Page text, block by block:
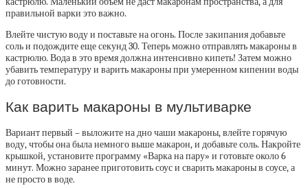
правильной варки это важно.
Влейте чистую воду и поставьте на огонь. После закипания добавьте
соль и подождите еще секунд 30. Теперь можно отправлять макароны в
кастрюлю. Вода в это время должна интенсивно кипеть! Затем можно
убавить температуру и варить макароны при умеренном кипении воды
до готовности.
Как варить макароны в мультиварке
Вариант первый – выложите на дно чаши макароны, влейте горячую
воду, чтобы она была немного выше макарон, и добавьте соль. Накройте
крышкой, установите программу «Варка на пару» и готовьте около 6
минут. Можно заранее приготовить соус и сварить макароны в соусе, а
не просто в воде.